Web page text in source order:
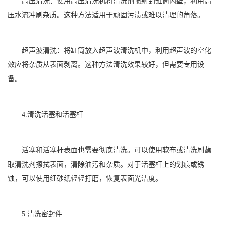
压水流冲刷杂质。这种方法适用于顽固污渍或难以清理的角落。
超声波清洗：将缸筒放入超声波清洗机中，利用超声波的空化
效应将杂质从表面剥离。这种方法清洗效果较好，但需要专用设
备。
4.清洗活塞和活塞杆
活塞和活塞杆表面也需要彻底清洗。可以使用软布或清洗刷蘸
取清洗剂擦拭表面，清除油污和杂质。对于活塞杆上的划痕或锈
蚀，可以使用细砂纸轻轻打磨，恢复表面光洁度。
5.清洗密封件